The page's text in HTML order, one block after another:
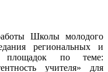
Школы молодого
региональных и
площадок по теме:
учителя» для